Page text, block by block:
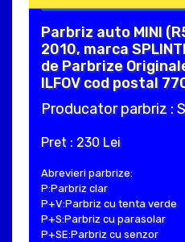
Parbriz auto MINI
2010, marca
de Parbrize
ILFOV cod postal
Producator parbriz :
Pret : 230 Lei
Abrevieri parbrize:
P:Parbriz clar
P+V:Parbriz cu tenta verde
P+S:Parbriz cu parasolar
P+SE:Parbriz cu senzor